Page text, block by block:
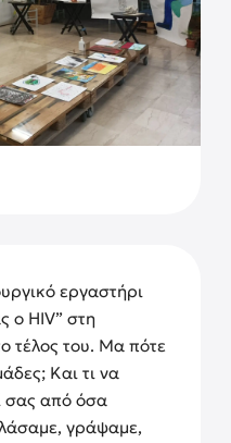
εργαστήρι
ο HIV” στη
τέλος του. Μα πότε
Και τι να
σας από όσα
γράψαμε,